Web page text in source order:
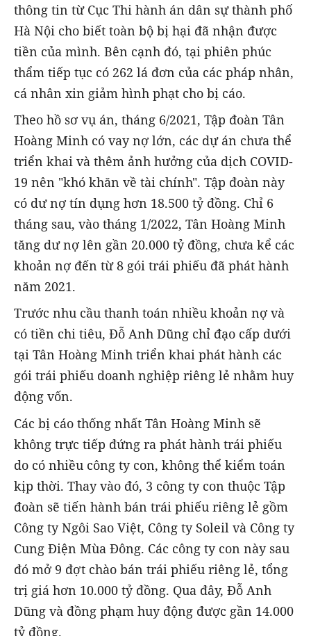
thông tin từ Cục Thi hành án dân sự thành phố
Hà Nội cho biết toàn bộ bị hại đã nhận được
tiền của mình. Bên cạnh đó, tại phiên phúc
thẩm tiếp tục có 262 lá đơn của các pháp nhân,
cá nhân xin giảm hình phạt cho bị cáo.
Theo hồ sơ vụ án, tháng 6/2021, Tập đoàn Tân
Hoàng Minh có vay nợ lớn, các dự án chưa thể
triển khai và thêm ảnh hưởng của dịch COVID-
19 nên "khó khăn về tài chính". Tập đoàn này
có dư nợ tín dụng hơn 18.500 tỷ đồng. Chỉ 6
tháng sau, vào tháng 1/2022, Tân Hoàng Minh
tăng dư nợ lên gần 20.000 tỷ đồng, chưa kể các
khoản nợ đến từ 8 gói trái phiếu đã phát hành
năm 2021.
Trước nhu cầu thanh toán nhiều khoản nợ và
có tiền chi tiêu, Đỗ Anh Dũng chỉ đạo cấp dưới
tại Tân Hoàng Minh triển khai phát hành các
gói trái phiếu doanh nghiệp riêng lẻ nhằm huy
động vốn.
Các bị cáo thống nhất Tân Hoàng Minh sẽ
không trực tiếp đứng ra phát hành trái phiếu
do có nhiều công ty con, không thể kiểm toán
kịp thời. Thay vào đó, 3 công ty con thuộc Tập
đoàn sẽ tiến hành bán trái phiếu riêng lẻ gồm
Công ty Ngôi Sao Việt, Công ty Soleil và Công ty
Cung Điện Mùa Đông. Các công ty con này sau
đó mở 9 đợt chào bán trái phiếu riêng lẻ, tổng
trị giá hơn 10.000 tỷ đồng. Qua đây, Đỗ Anh
Dũng và đồng phạm huy động được gần 14.000
tỷ đồng.